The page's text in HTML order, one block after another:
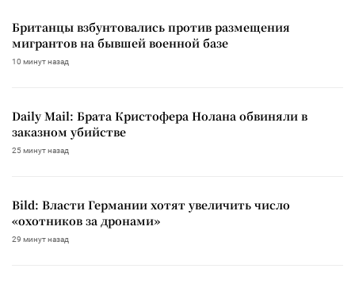
Британцы взбунтовались против размещения
мигрантов на бывшей военной базе
10 минут назад
Daily Mail: Брата Кристофера Нолана обвиняли в
заказном убийстве
25 минут назад
Bild: Власти Германии хотят увеличить число
«охотников за дронами»
29 минут назад